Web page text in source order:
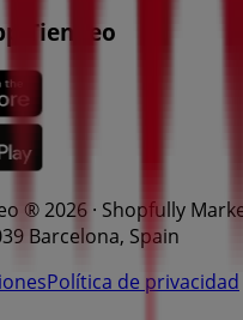
Tiendeo
® 2026 · Shopfully
Barcelona, Spain
Política de privacidad